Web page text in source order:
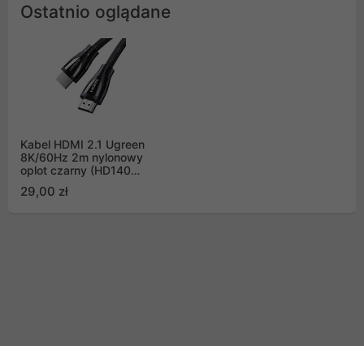
Ostatnio oglądane
Kabel HDMI 2.1 Ugreen
8K/60Hz 2m nylonowy
oplot czarny (HD140
29,00 zł